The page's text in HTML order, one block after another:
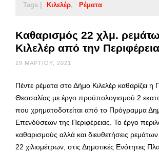
Tags | Κιλελέρ Ρέματα
Καθαρισμός 22 χλμ.
Κιλελέρ από την
29 ΜΑΡΤΊΟΥ, 2021
Πέντε ρέματα στο Δήμο Κιλελέρ καθαρίζει η
Θεσσαλίας με έργο προϋπολογισμού 2
που χρηματοδοτείται από το Πρόγραμμα
Επενδύσεων της Περιφέρειας. Το έργο
καθαρισμούς αλλά και διευθετήσεις
22 χιλιομέτρων, στις Δημοτικές Ενότητες